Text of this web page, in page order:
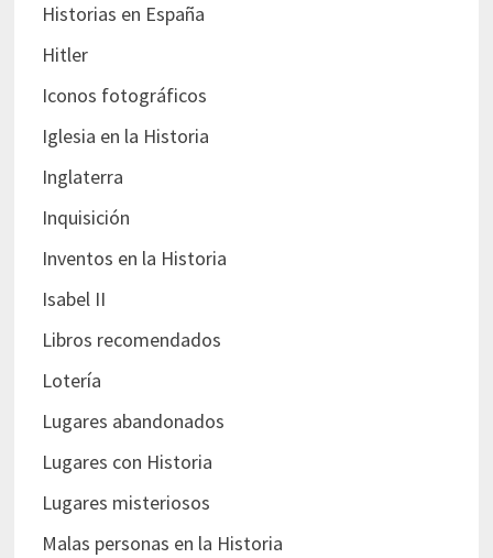
Historias en España
Hitler
Iconos fotográficos
Iglesia en la Historia
Inglaterra
Inquisición
Inventos en la Historia
Isabel II
Libros recomendados
Lotería
Lugares abandonados
Lugares con Historia
Lugares misteriosos
Malas personas en la Historia